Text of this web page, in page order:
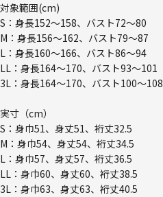
対象範囲(cm)
S：身長152～158、バスト72～80
M：身長156～162、バスト79～87
L：身長160～166、バスト86～94
LL：身長164～170、バスト93～101
3L：身長164～170、バスト100～108
実寸（cm）
S：身巾51、身丈51、裄丈32.5
M：身巾54、身丈54、裄丈34.5
L：身巾57、身丈57、裄丈36.5
LL：身巾60、身丈60、裄丈38.5
3L：身巾63、身丈63、裄丈40.5